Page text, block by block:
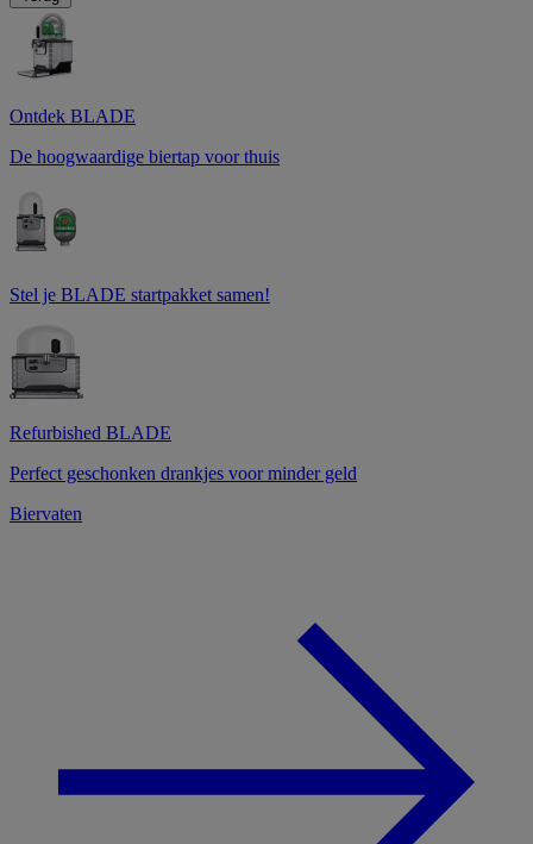
Ontdek BLADE
De hoogwaardige biertap voor thuis
Stel je BLADE startpakket samen!
Refurbished BLADE
Perfect geschonken drankjes voor minder geld
Biervaten